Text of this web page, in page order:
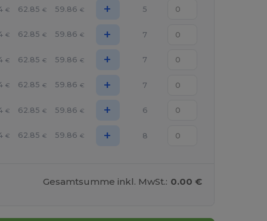
€ 62.85 € 59.86 € + 5
€ 62.85 € 59.86 € + 7
€ 62.85 € 59.86 € + 7
€ 62.85 € 59.86 € + 7
€ 62.85 € 59.86 € + 6
€ 62.85 € 59.86 € + 8
Gesamtsumme inkl. MwSt.: 0.00 €